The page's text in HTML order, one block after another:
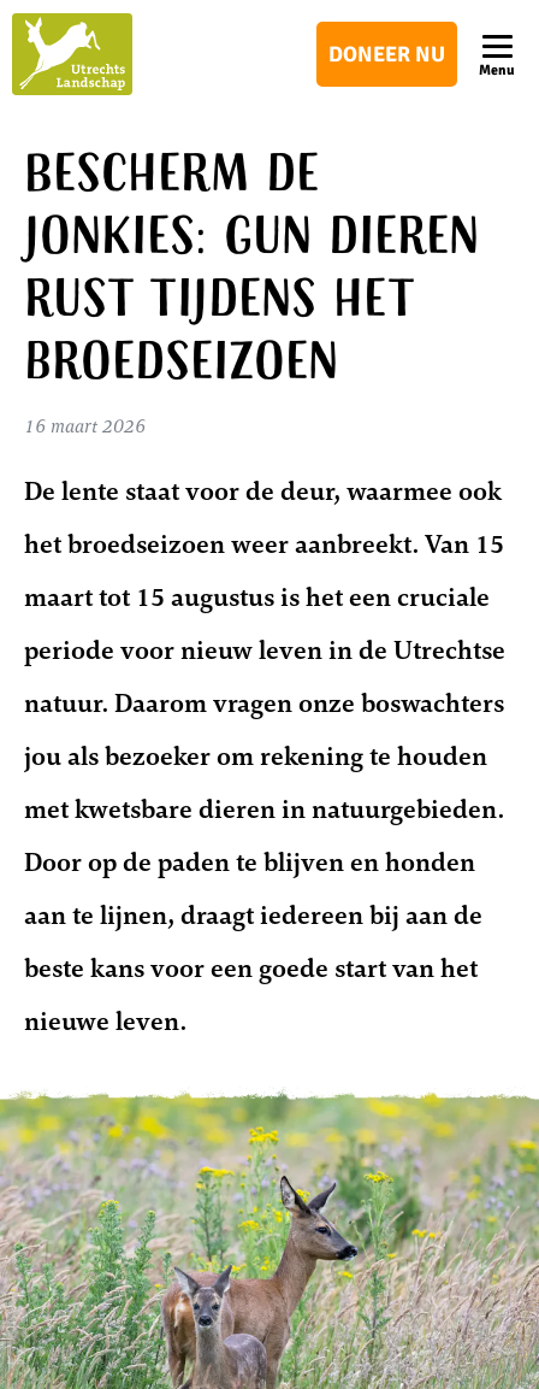
DONEER NU
Menu
Bescherm de
jonkies: gun dieren
rust tijdens het
broedseizoen
16 maart 2026
De lente staat voor de deur, waarmee ook
het broedseizoen weer aanbreekt. Van 15
maart tot 15 augustus is het een cruciale
periode voor nieuw leven in de Utrechtse
natuur. Daarom vragen onze boswachters
jou als bezoeker om rekening te houden
met kwetsbare dieren in natuurgebieden.
Door op de paden te blijven en honden
aan te lijnen, draagt iedereen bij aan de
beste kans voor een goede start van het
nieuwe leven.